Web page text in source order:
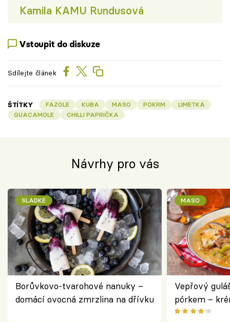
Kamila KAMU Rundusová
Vstoupit do diskuze
Sdílejte článek
ŠTÍTKY FAZOLE KUBA MASO POKRM
LIMETKA
GUACAMOLE
CHILLI PAPRIČKA
Návrhy pro vás
SLADKÉ
Borůvkovo-tvarohové nanuky –
domácí ovocná zmrzlina na dřívku
MASO
Vepřový
pórkem –
pokrm z